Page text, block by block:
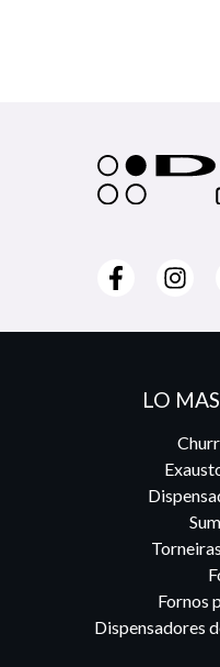
LO
Fornos
Dispensadores